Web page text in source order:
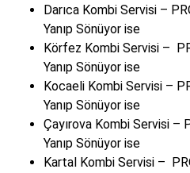
Darıca Kombi Servisi –
Yanıp Sönüyor ise
Körfez Kombi Servisi –
Yanıp Sönüyor ise
Kocaeli Kombi Servisi –
Yanıp Sönüyor ise
Çayırova Kombi Servisi –
Yanıp Sönüyor ise
Kartal Kombi Servisi –